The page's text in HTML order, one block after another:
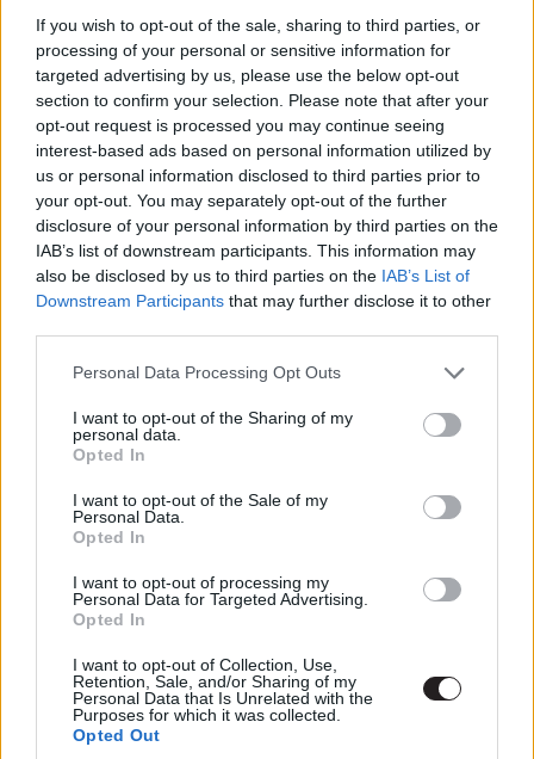
If you wish to opt-out of the sale, sharing to third parties, or
processing of your personal or sensitive information for
targeted advertising by us, please use the below opt-out
section to confirm your selection. Please note that after your
opt-out request is processed you may continue seeing
interest-based ads based on personal information utilized by
us or personal information disclosed to third parties prior to
your opt-out. You may separately opt-out of the further
disclosure of your personal information by third parties on the
IAB’s list of downstream participants. This information may
also be disclosed by us to third parties on the IAB’s List of
Downstream Participants that may further disclose it to other
Please note that this website/app uses one or more Google
not limited to your visit or usage behaviour. You may click to
grant or deny consent to Google and its third-party tags to
use your data for below specified purposes in below Google
consent section.
Personal Data Processing Opt Outs
I want to opt-out of the Sharing of my
personal data.
Opted In
I want to opt-out of the Sale of my
Personal Data.
Opted In
I want to opt-out of processing my
Personal Data for Targeted Advertising.
Opted In
I want to opt-out of Collection, Use,
Retention, Sale, and/or Sharing of my
Personal Data that Is Unrelated with the
Purposes for which it was collected.
Opted Out
látvány és az, hogy látjuk: maguk az alkotók élvezték a
munkát és szívesen dolgoztak rajta. Sovány vigasz
nekünk, nézőknek. Másrészről viszont mégiscsak jár a
vállveregetés, mert akadnak ihletett pillanatok, amik
alapján tényleg eszünkbe juthat a jófajta amerikai tirpák-
humor. Ilyen az általam kicsit offenzívnek tartott, de
megmosolyogtató Parkinson-kóros nagypapa
dobszólója a metálkoncerten. Vagy kiemelhetjük a
bankrablós jelenetet is, ahol az amerikai bankrablós
filmek kliséit sorakoztatták fel és még akciójelenettel is
szolgáltak. Végül a finálé maga is totálisan elszabadult
vaddisznóként túr fel maga körül mindent és mindenkit:
jó értelemben vett vadulásról van szó, ami szerencsére
random taplóhumort (melyek kb. fifti-fifti arányban
találnak be és tévesztenek célt), a filmes utalásokat, a
remekül kivitelezett látványvilágot és...a tojásokat. Meg
az erőszakot és azt a tényt, hogy újra nézhetünk nagy,
dagi 18-as karikával fémjelzett magyar animációs filmet.
Végül is apró öröm is örömnek számít. Érdemes még
legközelebb egy profibb, jobban összerakott
forgatókönyvvel kellene nekifutni. A tehetség ott van, a
lelkesedés is, de az egyéb összetevők nincsenek még
meg maradéktalanul. És ezért kicsit vérzik a szívem.
https://www.youtube.com/watch?v=0p8zwnignH8